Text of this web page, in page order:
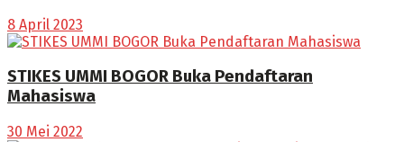
8 April 2023
STIKES UMMI BOGOR Buka Pendaftaran
Mahasiswa
30 Mei 2022